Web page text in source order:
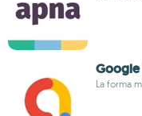
La forma